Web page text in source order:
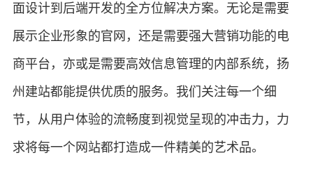
面设计到后端开发的全方位解决方案。无论是需要
展示企业形象的官网，还是需要强大营销功能的电
商平台，亦或是需要高效信息管理的内部系统，扬
州建站都能提供优质的服务。我们关注每一个细
节，从用户体验的流畅度到视觉呈现的冲击力，力
求将每一个网站都打造成一件精美的艺术品。